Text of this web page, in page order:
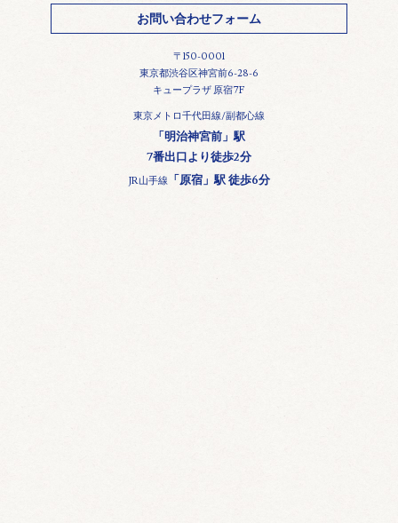
お問い合わせフォーム
〒150-0001
東京都渋谷区神宮前6-28-6
キュープラザ 原宿7F
東京メトロ千代田線/副都心線
「明治神宮前」駅
7番出口より徒歩2分
JR山手線「原宿」駅 徒歩6分